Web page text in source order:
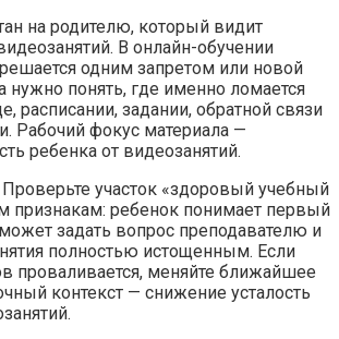
на родителю, который видит
В онлайн-обучении
одним запретом или новой
нужно понять, где именно ломается
расписании, задании, обратной связи
Рабочий фокус материала —
ребенка от видеозанятий.
Проверьте участок «здоровый учебный
признакам: ребенок понимает первый
задать вопрос преподавателю и
полностью истощенным. Если
проваливается, меняйте ближайшее
контекст — снижение усталость